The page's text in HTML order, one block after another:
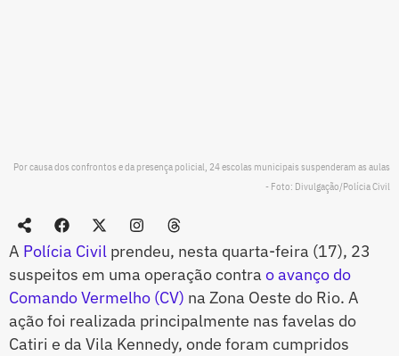
Por causa dos confrontos e da presença policial, 24 escolas municipais suspenderam as aulas
- Foto: Divulgação/Polícia Civil
A Polícia Civil prendeu, nesta quarta-feira (17), 23
suspeitos em uma operação contra o avanço do
Comando Vermelho (CV) na Zona Oeste do Rio. A
ação foi realizada principalmente nas favelas do
Catiri e da Vila Kennedy, onde foram cumpridos